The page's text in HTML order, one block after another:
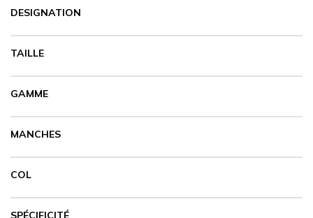
CATALOGUES & TARIFS
MARQUES & CERTIFICATS
TECHNIQUES MARQUAGE
CONTACT
DESIGNATION
TAILLE
GAMME
MANCHES
COL
SPÉCIFICITÉ